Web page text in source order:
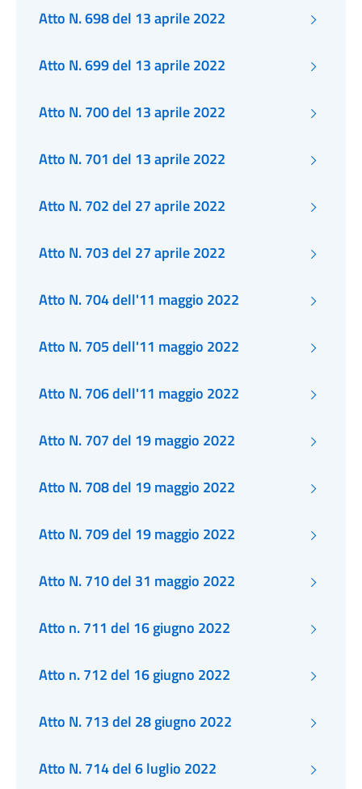
Atto N. 698 del 13 aprile 2022
Atto N. 699 del 13 aprile 2022
Atto N. 700 del 13 aprile 2022
Atto N. 701 del 13 aprile 2022
Atto N. 702 del 27 aprile 2022
Atto N. 703 del 27 aprile 2022
Atto N. 704 dell'11 maggio 2022
Atto N. 705 dell'11 maggio 2022
Atto N. 706 dell'11 maggio 2022
Atto N. 707 del 19 maggio 2022
Atto N. 708 del 19 maggio 2022
Atto N. 709 del 19 maggio 2022
Atto N. 710 del 31 maggio 2022
Atto n. 711 del 16 giugno 2022
Atto n. 712 del 16 giugno 2022
Atto N. 713 del 28 giugno 2022
Atto N. 714 del 6 luglio 2022